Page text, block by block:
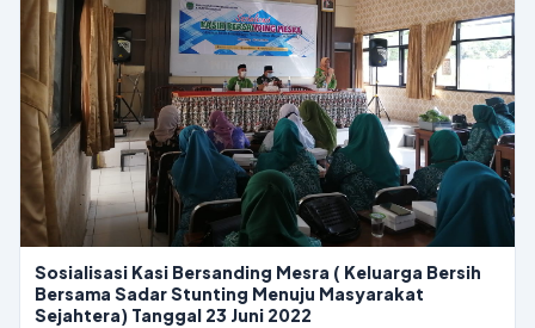
Sosialisasi Kasi Bersanding Mesra ( Keluarga Bersih
Bersama Sadar Stunting Menuju Masyarakat
Sejahtera) Tanggal 23 Juni 2022